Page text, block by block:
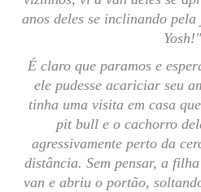
anos deles se inclinando
Yosh!"
É claro que paramos e
ele pudesse acariciar seu
tinha uma visita em casa
pit bull e o cachorro
agressivamente perto da
distância. Sem pensar, a
van e abriu o portão,